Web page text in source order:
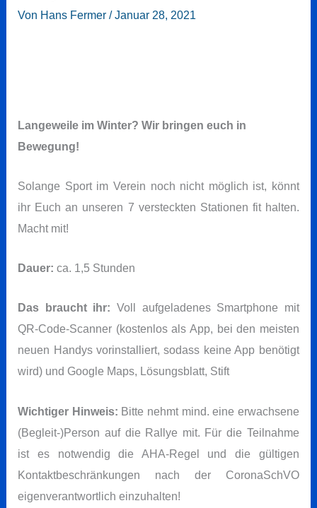
Von Hans Fermer/Januar 28, 2021
Langeweile im Winter? Wir bringen euch in
Bewegung!
Solange Sport im Verein noch nicht möglich ist, könnt
ihr Euch an unseren 7 versteckten Stationen fit halten.
Macht mit!
Dauer: ca. 1,5 Stunden
Das braucht ihr: Voll aufgeladenes Smartphone mit
QR-Code-Scanner (kostenlos als App, bei den meisten
neuen Handys vorinstalliert, sodass keine App benötigt
wird) und Google Maps, Lösungsblatt, Stift
Wichtiger Hinweis: Bitte nehmt mind. eine erwachsene
(Begleit-)Person auf die Rallye mit. Für die Teilnahme
ist es notwendig die AHA-Regel und die gültigen
Kontaktbeschränkungen nach der CoronaSchVO
eigenverantwortlich einzuhalten!